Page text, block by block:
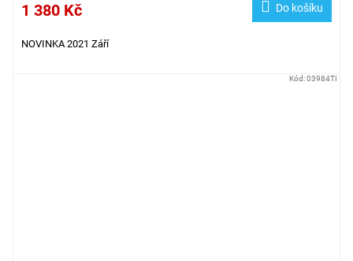
1 380 Kč Do košíku
NOVINKA 2021 Září
Kód:03984TI